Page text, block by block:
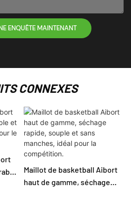
ENQUÊTE MAINTENANT
CONNEXES
Maillot de basketball Aibort
haut de gamme, séchage